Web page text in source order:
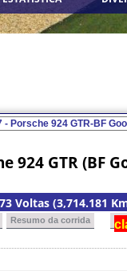
924 GTR (BF
Voltas (3,714.181
Resumo da corrida